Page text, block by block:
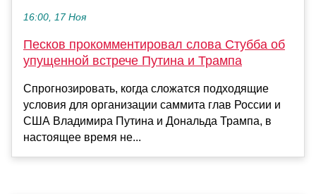
16:00, 17 Ноя
Песков прокомментировал слова Стубба об
упущенной встрече Путина и Трампа
Спрогнозировать, когда сложатся подходящие
условия для организации саммита глав России и
США Владимира Путина и Дональда Трампа, в
настоящее время не...